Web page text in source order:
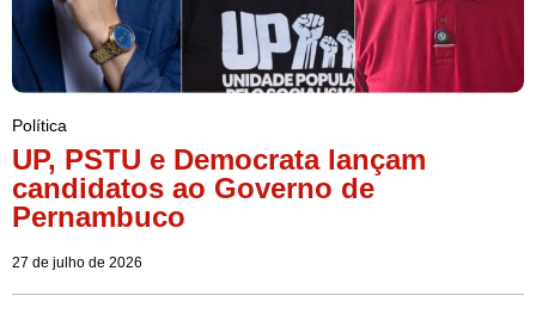
Política
UP, PSTU e Democrata lançam
candidatos ao Governo de
Pernambuco
27 de julho de 2026